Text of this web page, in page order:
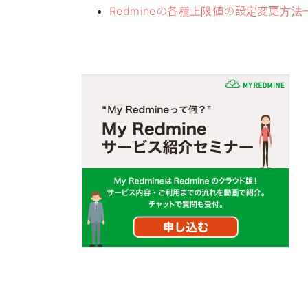
Redmineの各種上限値の設定変更方法